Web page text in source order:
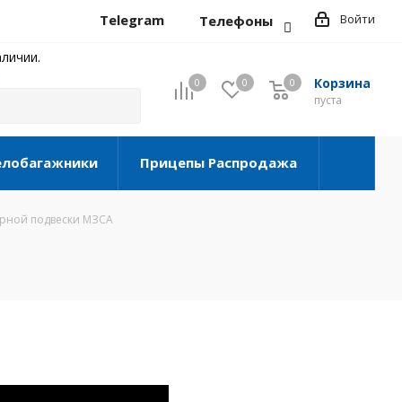
Войти
Telegram Телефоны
0 0 Корзина
0
пуста
0
Прицепы Распродажа
подвески МЗСА